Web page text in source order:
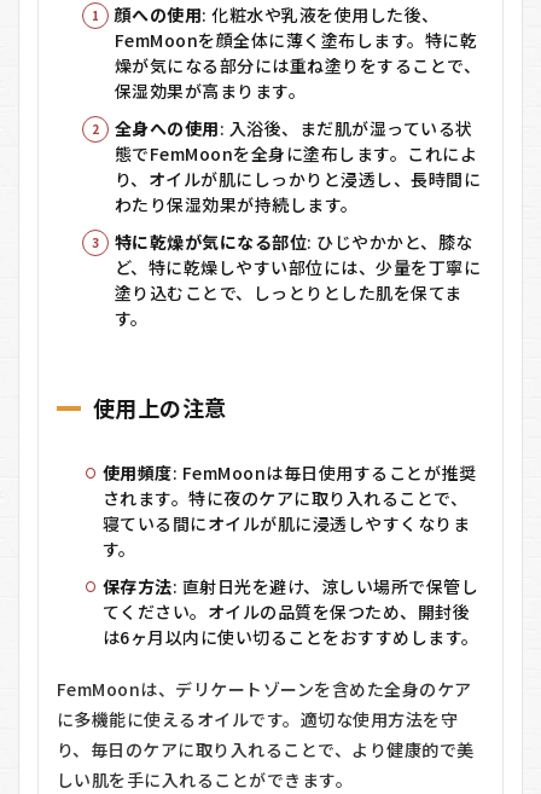
顔への使用: 化粧水や乳液を使用した後、
FemMoonを顔全体に薄く塗布します。特に乾
燥が気になる部分には重ね塗りをすることで、
保湿効果が高まります。
全身への使用: 入浴後、まだ肌が湿っている状
態でFemMoonを全身に塗布します。これによ
り、オイルが肌にしっかりと浸透し、長時間に
わたり保湿効果が持続します。
特に乾燥が気になる部位: ひじやかかと、膝な
ど、特に乾燥しやすい部位には、少量を丁寧に
塗り込むことで、しっとりとした肌を保てま
す。
使用上の注意
使用頻度: FemMoonは毎日使用することが推奨
されます。特に夜のケアに取り入れることで、
寝ている間にオイルが肌に浸透しやすくなりま
す。
保存方法: 直射日光を避け、涼しい場所で保管し
てください。オイルの品質を保つため、開封後
は6ヶ月以内に使い切ることをおすすめします。
FemMoonは、デリケートゾーンを含めた全身のケア
に多機能に使えるオイルです。適切な使用方法を守
り、毎日のケアに取り入れることで、より健康的で美
しい肌を手に入れることができます。